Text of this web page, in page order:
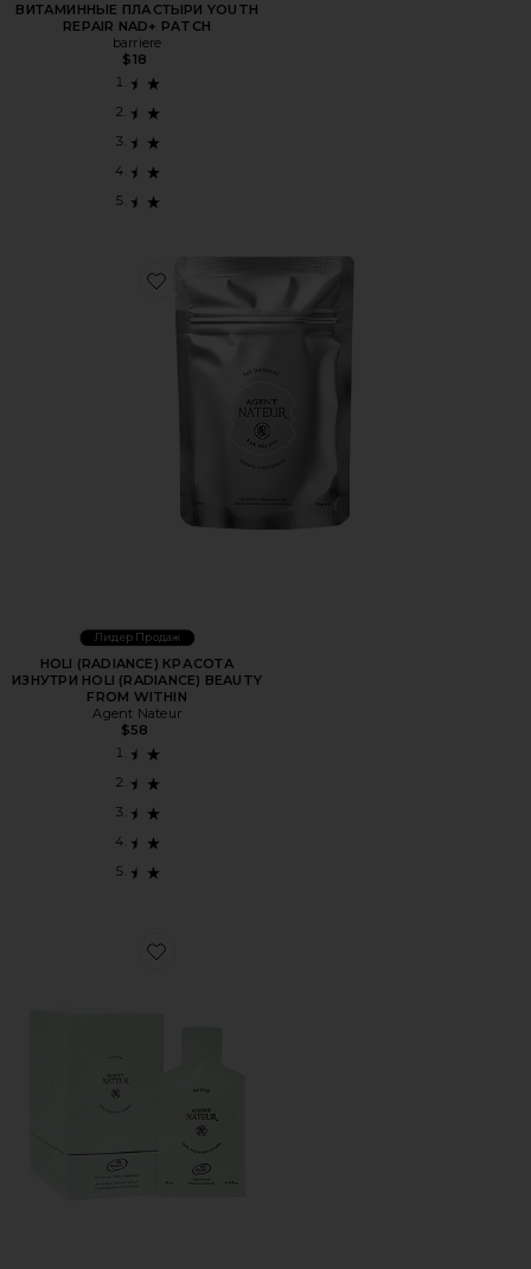
ВИТАМИННЫЕ ПЛАСТЫРИ YOUTH
REPAIR NAD+ PATCH
barriere
$18
Favorite HOLI (RADIANCE) КРАСОТА ИЗНУТРИ HOLI
Лидер Продаж
HOLI (RADIANCE) КРАСОТА
ИЗНУТРИ HOLI (RADIANCE) BEAUTY
FROM WITHIN
Agent Nateur
$58
Favorite БАДЫ HOLI (MAG) LIQUID MAGNESIUM